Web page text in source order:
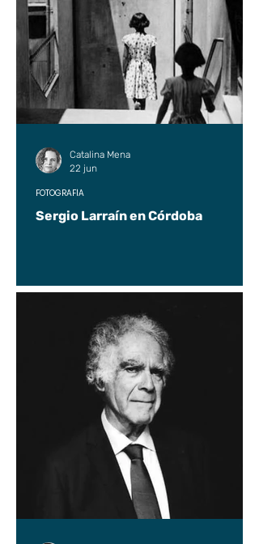
Sergio Larraín en Córdoba
FOTOGRAFÍA
Catalina Mena
22 jun